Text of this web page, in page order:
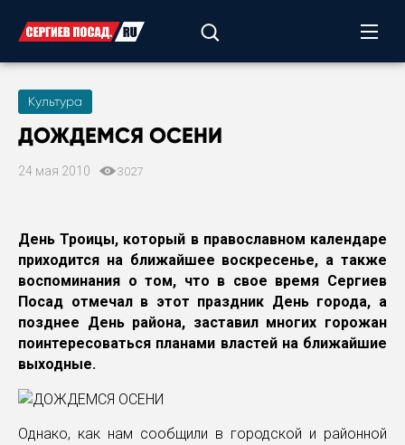
Культура
ДОЖДЕМСЯ ОСЕНИ
24 мая 2010 3027
День Троицы, который в православном календаре
приходится на ближайшее воскресенье, а также
воспоминания о том, что в свое время Сергиев
Посад отмечал в этот праздник День города, а
позднее День района, заставил многих горожан
поинтересоваться планами властей на ближайшие
выходные.
Однако, как нам сообщили в городской и районной